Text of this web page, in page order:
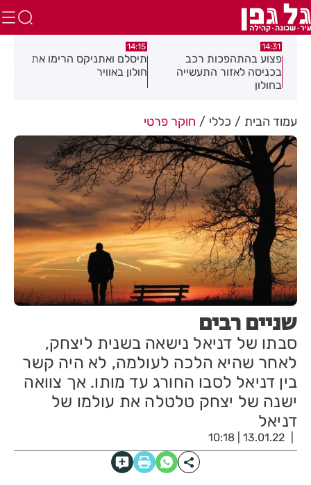
רכב
לאזור התעשייה
תיסלם ואתניקס הרימו את
חולון באוויר
פצוע בתאונת
עמוד הבית כללי חוקר פרטי
שניים רבים
סבתו של דניאל נישאה בשנית ליצחק,
לאחר שהיא הלכה לעולמה, לא היה קשר
בין דניאל לסבו החורג עד מותו. אך צוואה
ישנה של יצחק טלטלה את עולמו של
דניאל
13.01.22 | 10:18